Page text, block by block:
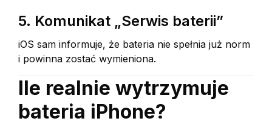
5. Komunikat „Serwis baterii”
iOS sam informuje, że bateria nie spełnia już norm
i powinna zostać wymieniona.
Ile realnie wytrzymuje
bateria iPhone?